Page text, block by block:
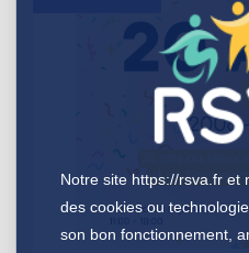
Notre site https://rsva.fret
des cookies ou
son bon fonctionnement,